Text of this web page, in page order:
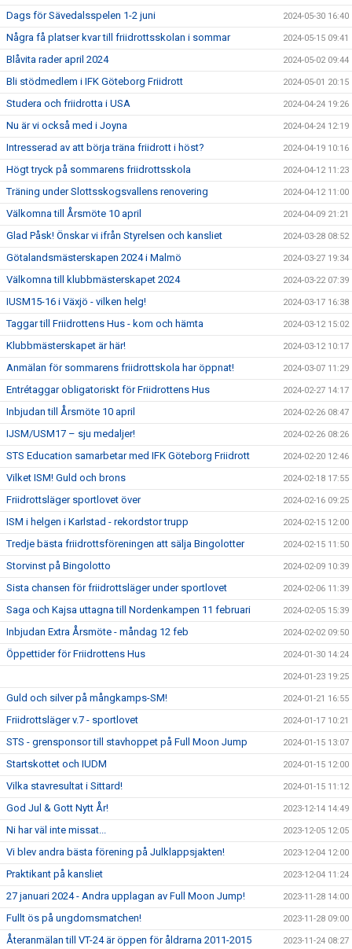
Dags för Sävedalsspelen 1-2 juni 2024-05-30 16:40
Några få platser kvar till friidrottsskolan i sommar 2024-05-15 09:41
Blåvita rader april 2024 2024-05-02 09:44
Bli stödmedlem i IFK Göteborg Friidrott 2024-05-01 20:15
Studera och friidrotta i USA 2024-04-24 19:26
Nu är vi också med i Joyna 2024-04-24 12:19
Intresserad av att börja träna friidrott i höst? 2024-04-19 10:16
Högt tryck på sommarens friidrottsskola 2024-04-12 11:23
Träning under Slottsskogsvallens renovering 2024-04-12 11:00
Välkomna till Årsmöte 10 april 2024-04-09 21:21
Glad Påsk! Önskar vi ifrån Styrelsen och kansliet 2024-03-28 08:52
Götalandsmästerskapen 2024 i Malmö 2024-03-27 19:34
Välkomna till klubbmästerskapet 2024 2024-03-22 07:39
IUSM15-16 i Växjö - vilken helg! 2024-03-17 16:38
Taggar till Friidrottens Hus - kom och hämta 2024-03-12 15:02
Klubbmästerskapet är här! 2024-03-12 10:17
Anmälan för sommarens friidrottskola har öppnat! 2024-03-07 11:29
Entrétaggar obligatoriskt för Friidrottens Hus 2024-02-27 14:17
Inbjudan till Årsmöte 10 april 2024-02-26 08:47
IJSM/USM17 – sju medaljer! 2024-02-26 08:26
STS Education samarbetar med IFK Göteborg Friidrott 2024-02-20 12:46
Vilket ISM! Guld och brons 2024-02-18 17:55
Friidrottsläger sportlovet över 2024-02-16 09:25
ISM i helgen i Karlstad - rekordstor trupp 2024-02-15 12:00
Tredje bästa friidrottsföreningen att sälja Bingolotter 2024-02-15 11:50
Storvinst på Bingolotto 2024-02-09 10:39
Sista chansen för friidrottsläger under sportlovet 2024-02-06 11:39
Saga och Kajsa uttagna till Nordenkampen 11 februari 2024-02-05 15:39
Inbjudan Extra Årsmöte - måndag 12 feb 2024-02-02 09:50
Öppettider för Friidrottens Hus 2024-01-30 14:24
2024-01-23 19:25
Guld och silver på mångkamps-SM! 2024-01-21 16:55
Friidrottsläger v.7 - sportlovet 2024-01-17 10:21
STS - grensponsor till stavhoppet på Full Moon Jump 2024-01-15 13:07
Startskottet och IUDM 2024-01-15 12:00
Vilka stavresultat i Sittard! 2024-01-15 11:12
God Jul & Gott Nytt År! 2023-12-14 14:49
Ni har väl inte missat... 2023-12-05 12:05
Vi blev andra bästa förening på Julklappsjakten! 2023-12-04 12:00
Praktikant på kansliet 2023-12-04 11:24
27 januari 2024 - Andra upplagan av Full Moon Jump! 2023-11-28 14:00
Fullt ös på ungdomsmatchen! 2023-11-28 09:00
Återanmälan till VT-24 är öppen för åldrarna 2011-2015 2023-11-24 08:27